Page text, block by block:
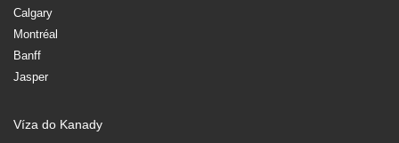
Calgary
Montréal
Banff
Jasper
Víza do Kanady